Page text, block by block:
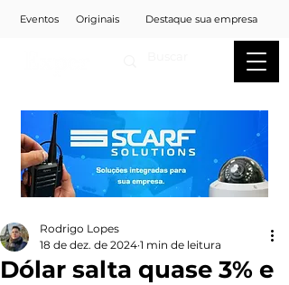
Eventos Originais Destaque sua empresa
Dólar salta quase 3% e
Rodrigo Lopes
18 de dez. de 2024 1 min de leitura